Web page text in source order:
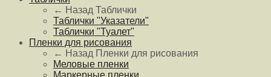
← Назад Таблички
Таблички "Указатели"
Таблички "Туалет"
Пленки для рисования
← Назад Пленки для рисования
Меловые пленки
Маркерные пленки